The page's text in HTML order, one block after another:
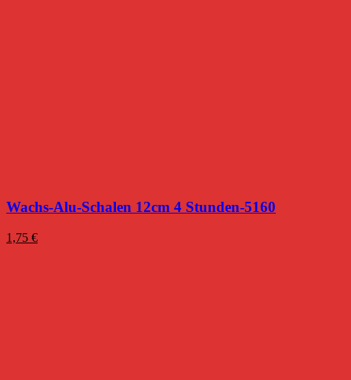
Wachs-Alu-Schalen 12cm 4 Stunden-5160
1,75 €